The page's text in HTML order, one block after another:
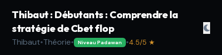
Thibaut : Débutants : Comprendre la
stratégie de Cbet flop
Thibaut•Théorie• Niveau Padawan •4.5/5 ★